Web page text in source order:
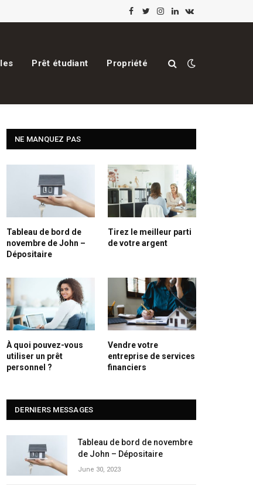
Facebook
TwitterInstagram
LinkedInVKontakte
Prêt étudiant Propriété
NE MANQUEZ PAS
Tableau de bord de
novembre de John –
Dépositaire
Tirez le meilleur parti
de votre argent
À quoi pouvez-vous
utiliser un prêt
personnel ?
Vendre votre
entreprise de services
financiers
DERNIERS MESSAGES
Tableau de bord de novembre
de John – Dépositaire
June 30, 2023